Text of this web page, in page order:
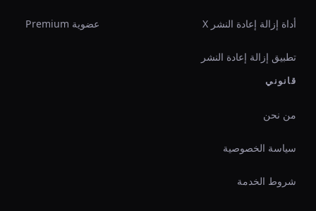
أداة إزالة إعادة النشر X
تطبيق إزالة إعادة النشر
عضوية Premium
قانوني
من نحن
سياسة الخصوصية
شروط الخدمة